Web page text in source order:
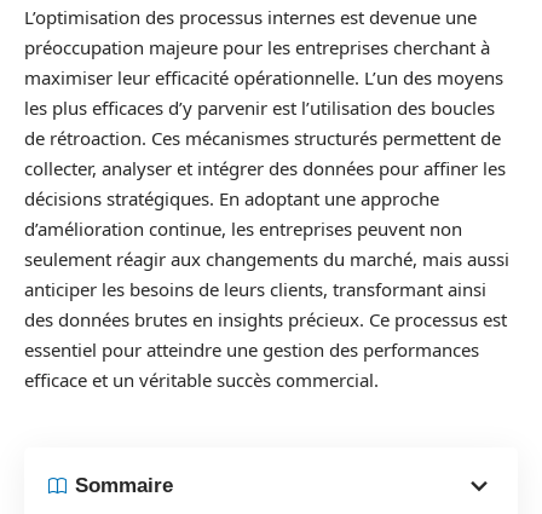
L’optimisation des processus internes est devenue une
préoccupation majeure pour les entreprises cherchant à
maximiser leur efficacité opérationnelle. L’un des moyens
les plus efficaces d’y parvenir est l’utilisation des boucles
de rétroaction. Ces mécanismes structurés permettent de
collecter, analyser et intégrer des données pour affiner les
décisions stratégiques. En adoptant une approche
d’amélioration continue, les entreprises peuvent non
seulement réagir aux changements du marché, mais aussi
anticiper les besoins de leurs clients, transformant ainsi
des données brutes en insights précieux. Ce processus est
essentiel pour atteindre une gestion des performances
efficace et un véritable succès commercial.
Sommaire